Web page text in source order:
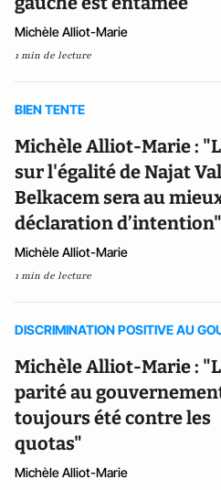
Michèle Alliot-Marie
1 min de lecture
BIEN TENTE
Michèle Alliot-Marie :
sur l'égalité de Najat
Belkacem sera au
déclaration d’intention"
Michèle Alliot-Marie
1 min de lecture
DISCRIMINATION POSITIVE AU
Michèle Alliot-Marie :
parité au gouvernement
toujours été contre les
quotas"
Michèle Alliot-Marie